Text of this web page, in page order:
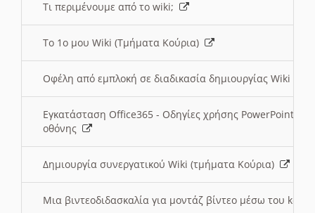
Τι περιμένουμε από το wiki;
Το 1ο μου Wiki (Τμήματα Κούρια)
Οφέλη από εμπλοκή σε διαδικασία δημιουργίας Wiki
Εγκατάσταση Office365 - Οδηγίες χρήσης PowerPoint
οθόνης
Δημιουργία συνεργατικού Wiki (τμήματα Κούρια)
Μια βιντεοδιδασκαλία για μοντάζ βίντεο μέσω του